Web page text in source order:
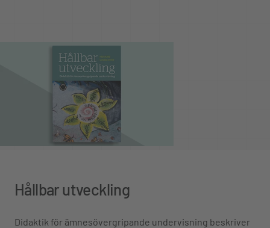
Hållbar utveckling
Didaktik för ämnesövergripande undervisning beskriver